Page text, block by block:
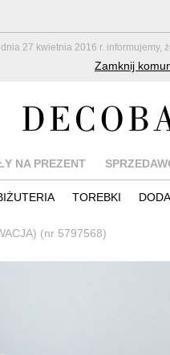
27 kwietnia 2016 r. informujemy,
Zamknij
NA PREZENT
TOREBKI
(nr 5797568)